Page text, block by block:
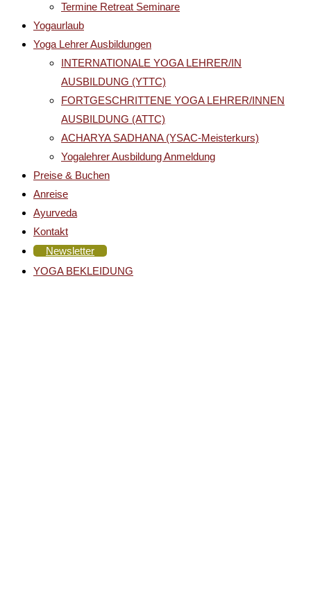
Termine Retreat Seminare
Yogaurlaub
Yoga Lehrer Ausbildungen
INTERNATIONALE YOGA LEHRER/IN
AUSBILDUNG (YTTC)
FORTGESCHRITTENE YOGA LEHRER/INNEN
AUSBILDUNG (ATTC)
ACHARYA SADHANA (YSAC-Meisterkurs)
Yogalehrer Ausbildung Anmeldung
Preise & Buchen
Anreise
Ayurveda
Kontakt
Newsletter
YOGA BEKLEIDUNG